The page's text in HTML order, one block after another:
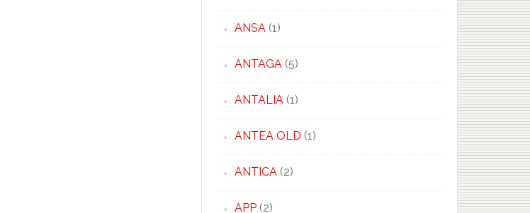
ANSA(1)
ANTAGA(5)
ANTALIA(1)
ANTEA OLD(1)
ANTICA(2)
APP(2)